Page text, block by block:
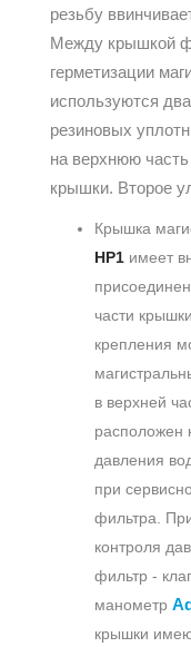
резьбу
Между крышкой
герметизации
используются два
резиновых
на верхнюю
крышки. Второе
Крышка
HP1 имеет
части
крепления
в верхней
расположен
давления
при
фильтра.
контроля
фильтр -
манометр
крышки